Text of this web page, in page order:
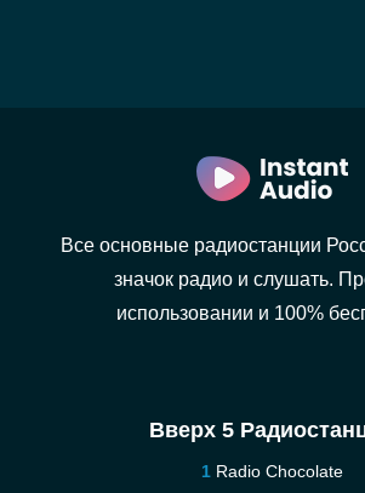
Все основные радиостанции
значок радио и слушать.
использовании и 100%
Вверх 5
Radio Chocolate